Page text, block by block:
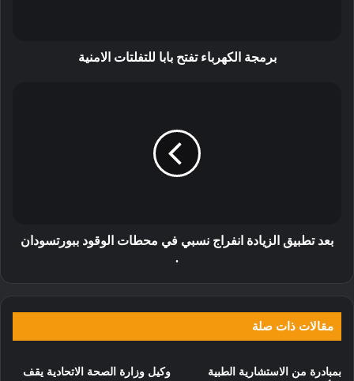
برمجة الكهرباء تفتح بابا للتفلتات الامنية
بعد تطبيق الزيادة انفراج نسبي في محطات الوقود ببورتسودان
.
مقالات ذات صلة
بمبادرة من الاستشارية الطبية
وكيل وزارة الصحة الاتحادية يقف